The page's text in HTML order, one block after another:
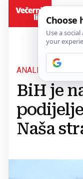
ANALIZA
BiH je
Naša